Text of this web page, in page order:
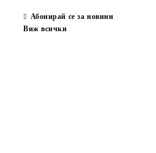
Абонирай се за новини
Виж всички